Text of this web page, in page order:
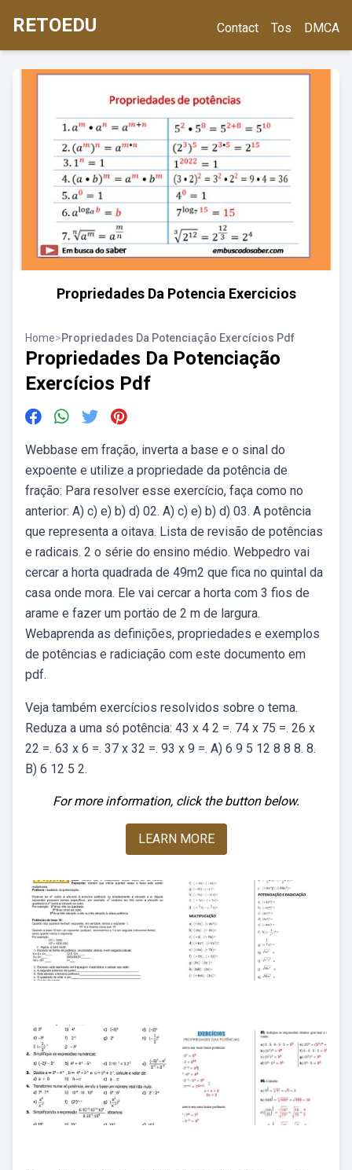
RETOEDU Contact Tos DMCA
Propriedades Da Potencia Exercicios
Home>Propriedades Da Potenciação Exercícios Pdf
Propriedades Da Potenciação
Exercícios Pdf
Webbase em fração, inverta a base e o sinal do
expoente e utilize a propriedade da potência de
fração: Para resolver esse exercício, faça como no
anterior: A) c) e) b) d) 02. A) c) e) b) d) 03. A potência
que representa a oitava. Lista de revisão de potências
e radicais. 2 o série do ensino médio. Webpedro vai
cercar a horta quadrada de 49m2 que fica no quintal da
casa onde mora. Ele vai cercar a horta com 3 fios de
arame e fazer um portäo de 2 m de largura.
Webaprenda as definições, propriedades e exemplos
de potências e radiciação com este documento em
pdf.
Veja também exercícios resolvidos sobre o tema.
Reduza a uma só potência: 43 x 4 2 =. 74 x 75 =. 26 x
22 =. 63 x 6 =. 37 x 32 =. 93 x 9 =. A) 6 9 5 12 8 8 8. 8.
B) 6 12 5 2.
For more information, click the button below.
LEARN MORE